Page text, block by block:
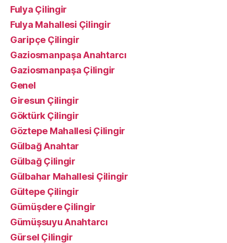
Fulya Çilingir
Fulya Mahallesi Çilingir
Garipçe Çilingir
Gaziosmanpaşa Anahtarcı
Gaziosmanpaşa Çilingir
Genel
Giresun Çilingir
Göktürk Çilingir
Göztepe Mahallesi Çilingir
Gülbağ Anahtar
Gülbağ Çilingir
Gülbahar Mahallesi Çilingir
Gültepe Çilingir
Gümüşdere Çilingir
Gümüşsuyu Anahtarcı
Gürsel Çilingir